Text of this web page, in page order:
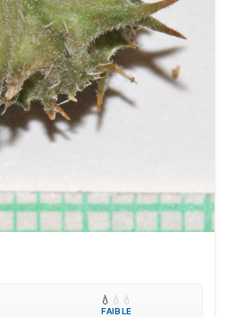
💧 💧 💧
FAIBLE